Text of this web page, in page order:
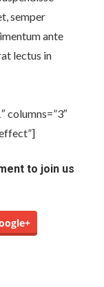
semper
ante
lectus in
columns=”3″
to join us